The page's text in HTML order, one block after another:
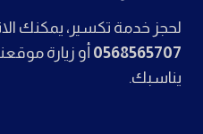
لحجز خدمة تكسير، يمكنك
0568565707 أو زيارة
يناسبك.